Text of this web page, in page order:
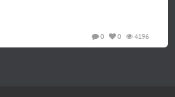
4196
0
0